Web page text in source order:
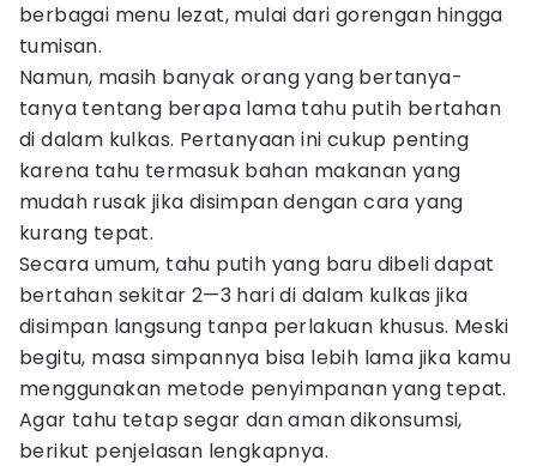
berbagai menu lezat, mulai dari gorengan hingga
tumisan.
Namun, masih banyak orang yang bertanya-
tanya tentang berapa lama tahu putih bertahan
di dalam kulkas. Pertanyaan ini cukup penting
karena tahu termasuk bahan makanan yang
mudah rusak jika disimpan dengan cara yang
kurang tepat.
Secara umum, tahu putih yang baru dibeli dapat
bertahan sekitar 2—3 hari di dalam kulkas jika
disimpan langsung tanpa perlakuan khusus. Meski
begitu, masa simpannya bisa lebih lama jika kamu
menggunakan metode penyimpanan yang tepat.
Agar tahu tetap segar dan aman dikonsumsi,
berikut penjelasan lengkapnya.